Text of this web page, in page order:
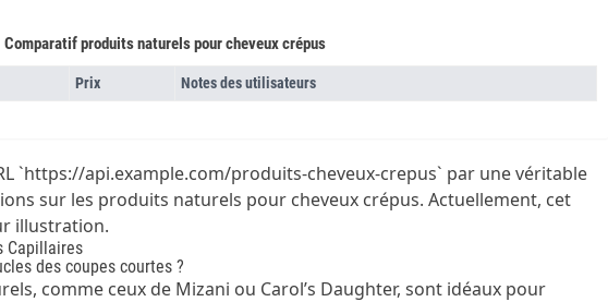
Comparatif produits naturels pour cheveux crépus
Prix Notes des utilisateurs
`https://api.example.com/produits-cheveux-crepus` par une véritable
sur les produits naturels pour cheveux crépus. Actuellement, cet
illustration.
Capillaires
des coupes courtes ?
comme ceux de Mizani ou Carol’s Daughter, sont idéaux pour